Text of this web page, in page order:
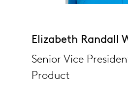
Elizabeth Randall
Senior Vice
Product